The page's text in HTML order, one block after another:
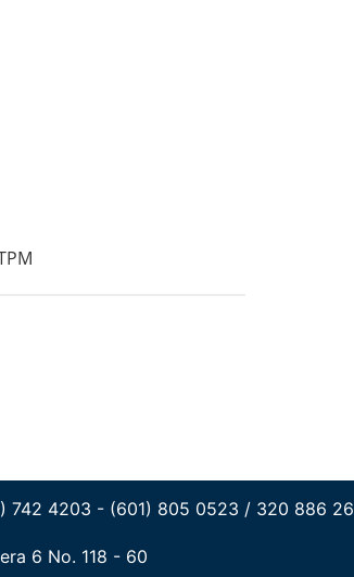
742 4203 - (601) 805 0523 / 320 886
6 No. 118 - 60